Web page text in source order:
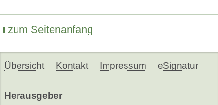
zum Seitenanfang
Übersicht Kontakt Impressum eSignatur
Herausgeber